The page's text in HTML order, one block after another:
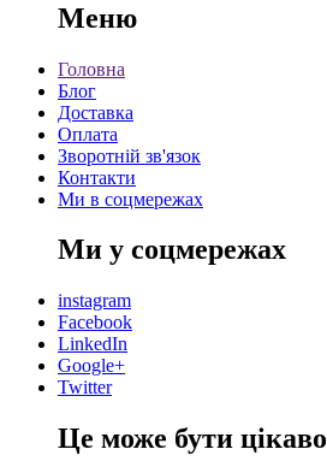
Меню
Головна
Блог
Доставка
Оплата
Зворотній зв'язок
Контакти
Ми в соцмережах
Ми у соцмережах
instagram
Facebook
LinkedIn
Google+
Twitter
Це може бути цікаво